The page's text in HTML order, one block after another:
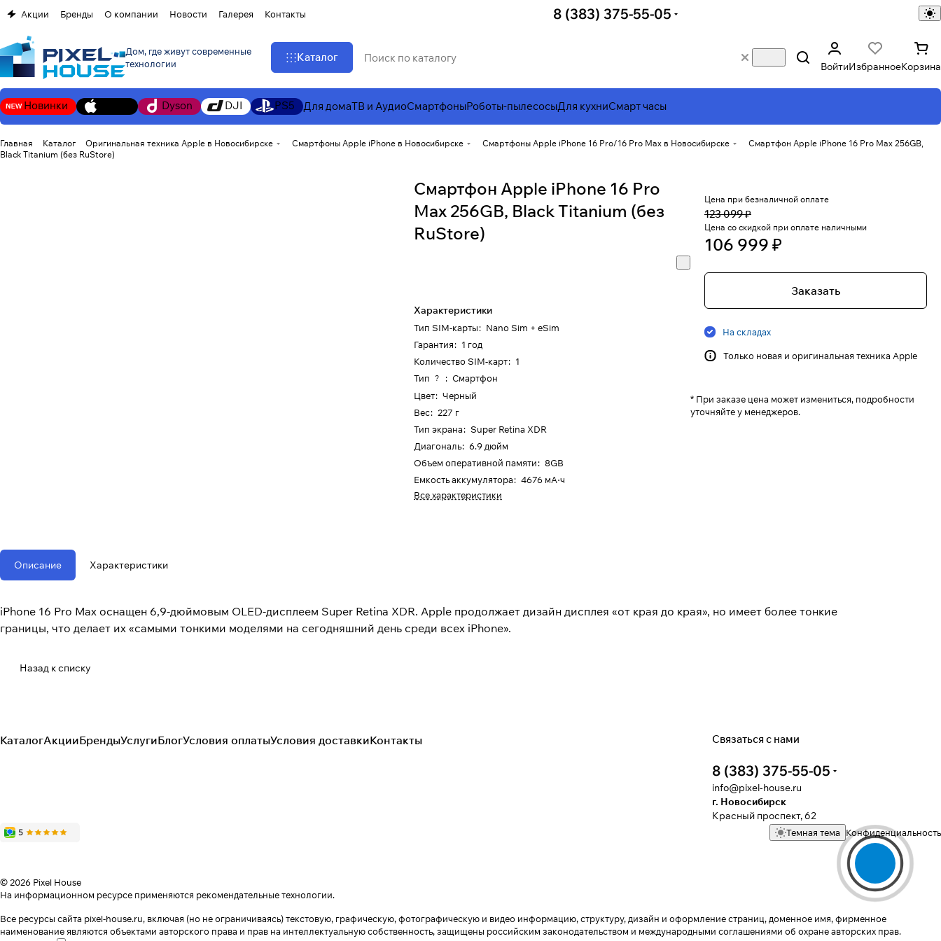
Акции Бренды О компании Новости Галерея Контакты 8 (383) 375-55-05
Дом, где живут современные
технологии
Каталог
ВойтиИзбранноеКорзина
Новинки Dyson DJI PS5 Для домаТВ и АудиоСмартфоныРоботы-пылесосыДля кухниСмарт часы
Главная Каталог Оригинальная техника Apple в Новосибирске Смартфоны Apple iPhone в Новосибирске Смартфоны Apple iPhone 16 Pro/16 Pro Max в Новосибирске
Смартфон Apple iPhone 16 Pro Max 256GB,
Black Titanium (без RuStore)
Смартфон Apple iPhone 16 Pro
Max 256GB, Black Titanium (без
RuStore)
Характеристики
Тип SIM-карты: Nano Sim + eSim
Гарантия: 1 год
Количество SIM-карт: 1
Тип ? : Смартфон
Цвет: Черный
Вес: 227 г
Тип экрана: Super Retina XDR
Диагональ: 6.9 дюйм
Объем оперативной памяти: 8GB
Емкость аккумулятора: 4676 мА⋅ч
Все характеристики
Цена при безналичной оплате
123 099 ₽
Цена со скидкой при оплате наличными
106 999 ₽
Заказать
На складах
Только новая и оригинальная техника Apple
* При заказе цена может измениться, подробности
уточняйте у менеджеров.
Описание Характеристики
iPhone 16 Pro Max оснащен 6,9-дюймовым OLED-дисплеем Super Retina XDR. Apple продолжает дизайн дисплея «от края до края», но имеет более тонкие
границы, что делает их «самыми тонкими моделями на сегодняшний день среди всех iPhone».
Назад к списку
КаталогАкцииБрендыУслугиБлогУсловия оплатыУсловия доставкиКонтакты Связаться с нами
8 (383) 375-55-05
info@pixel-house.ru
г. Новосибирск
Красный проспект, 62
Темная тема Конфиденциальность
© 2026 Pixel House
На информационном ресурсе применяются рекомендательные технологии.
Все ресурсы сайта pixel-house.ru, включая (но не ограничиваясь) текстовую, графическую, фотографическую и видео информацию, структуру, дизайн и оформление страниц, доменное имя, фирменное
наименование являются объектами авторского права и прав на интеллектуальную собственность, защищены российским законодательством и международными соглашениями об охране авторских прав.